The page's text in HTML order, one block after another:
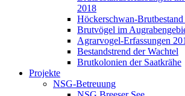
2018
Höckerschwan-
Brutvögel im
Agrarvogel-Erfassungen
Bestandstrend der Wachtel
Brutkolonien der Saatkrähe
Projekte
NSG-Betreuung